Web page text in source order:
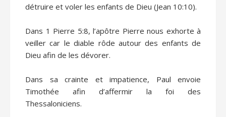
détruire et voler les enfants de Dieu (Jean 10:10).
Dans 1 Pierre 5:8, l’apôtre Pierre nous exhorte à
veiller car le diable rôde autour des enfants de
Dieu afin de les dévorer.
Dans sa crainte et impatience, Paul envoie
Timothée afin d’affermir la foi des
Thessaloniciens.